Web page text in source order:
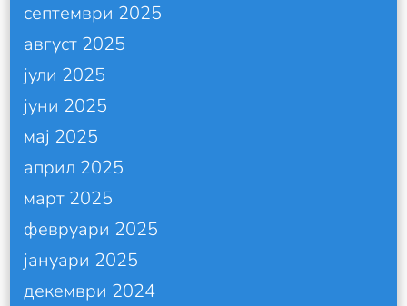
септември 2025
август 2025
јули 2025
јуни 2025
мај 2025
април 2025
март 2025
февруари 2025
јануари 2025
декември 2024